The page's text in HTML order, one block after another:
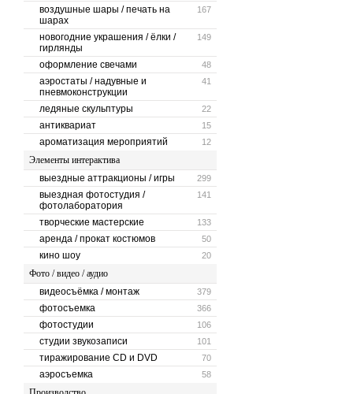
167
воздушные шары / печать на
шарах
149
новогодние украшения / ёлки /
гирлянды
48
оформление свечами
41
аэростаты / надувные и
пневмоконструкции
22
ледяные скульптуры
15
антиквариат
12
ароматизация мероприятий
Элементы интерактива
299
выездные аттракционы / игры
141
выездная фотостудия /
фотолаборатория
133
творческие мастерские
50
аренда / прокат костюмов
20
кино шоу
Фото / видео / аудио
379
видеосъёмка / монтаж
366
фотосъемка
106
фотостудии
101
студии звукозаписи
70
тиражирование CD и DVD
58
аэросъемка